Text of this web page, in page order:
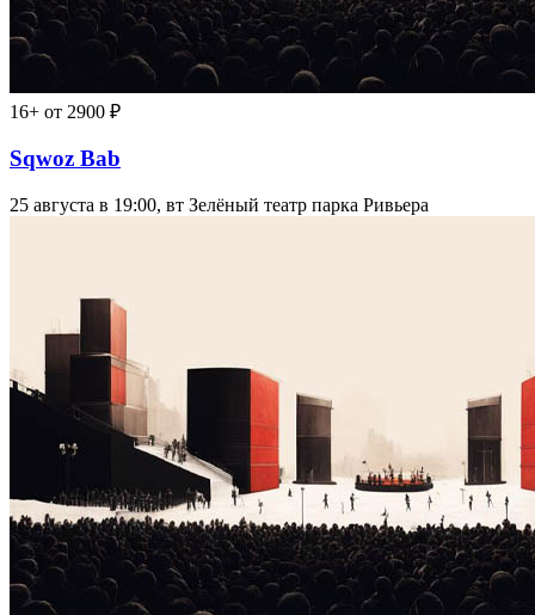
16+ от 2900 ₽
Sqwoz Bab
25 августа в 19:00, вт Зелёный театр парка Ривьера